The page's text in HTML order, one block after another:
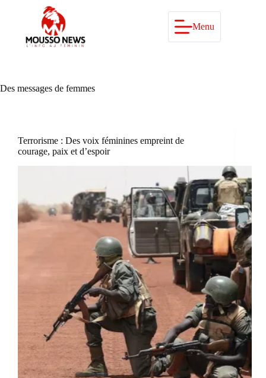
Menu
Des messages de femmes
Terrorisme : Des voix féminines empreint de
courage, paix et d’espoir